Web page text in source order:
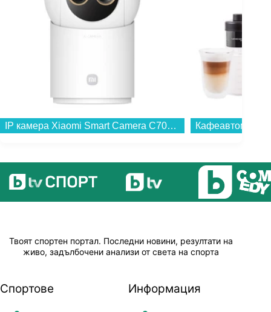
Кафеавтомат DeLonghi MAGNIFICA DUO ECAM330.80.BXB...
Твоят спортен портал. Последни новини, резултати на
живо, задълбочени анализи от света на спорта
Спортове Информация